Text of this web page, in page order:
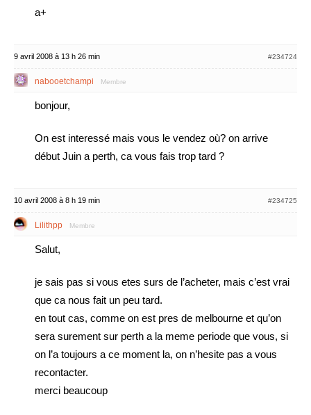
a+
9 avril 2008 à 13 h 26 min #234724
nabooetchampi Membre
bonjour,
On est interessé mais vous le vendez où? on arrive
début Juin a perth, ca vous fais trop tard ?
10 avril 2008 à 8 h 19 min #234725
Lilithpp Membre
Salut,
je sais pas si vous etes surs de l’acheter, mais c’est vrai
que ca nous fait un peu tard.
en tout cas, comme on est pres de melbourne et qu’on
sera surement sur perth a la meme periode que vous, si
on l’a toujours a ce moment la, on n’hesite pas a vous
recontacter.
merci beaucoup